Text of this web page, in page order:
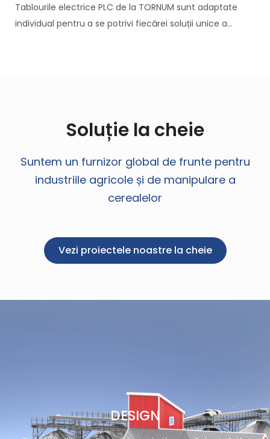
Tablourile electrice PLC de la TORNUM sunt adaptate
individual pentru a se potrivi fiecărei soluții unice a...
Soluție la cheie
Suntem un furnizor global de frunte pentru
industriile agricole și de manipulare a
cerealelor
Vezi proiectele noastre la cheie
DESIGN